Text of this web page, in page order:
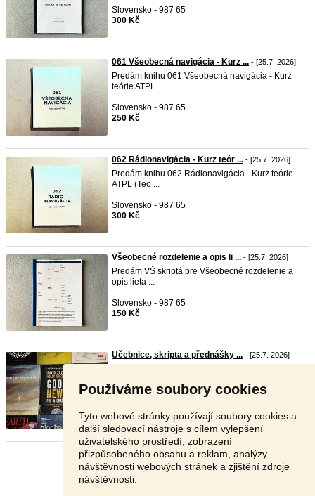
Používáme soubory cookies
Tyto webové stránky používají soubory cookies a
další sledovací nástroje s cílem vylepšení
uživatelského prostředí, zobrazení
přizpůsobeného obsahu a reklam, analýzy
návštěvnosti webových stránek a zjištění zdroje
návštěvnosti.
Slovensko - 987 65
300 Kč
061 Všeobecná navigácia - Kurz ... - [25.7. 2026]
Predám knihu 061 Všeobecná navigácia - Kurz
teórie ATPL ...
Slovensko - 987 65
250 Kč
062 Rádionavigácia - Kurz teór ... - [25.7. 2026]
Predám knihu 062 Rádionavigácia - Kurz teórie
ATPL (Teo ...
Slovensko - 987 65
300 Kč
Všeobecné rozdelenie a opis li ... - [25.7. 2026]
Predám VŠ skriptá pre Všeobecné rozdelenie a
opis lieta ...
Slovensko - 987 65
150 Kč
Učebnice, skripta a přednášky ... - [25.7. 2026]
Dohodou
Stránka: 1 2 3 Další